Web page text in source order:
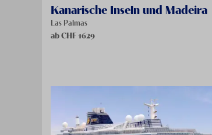
Kanarische Inseln und Madeira
Las Palmas
ab CHF 1629